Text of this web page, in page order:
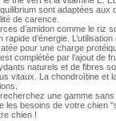
sont adaptées aux
de carence.
d’amidon comme le riz
rapide d’énergie.
pour une charge
complétée par l’ajout de
naturels et de fibres
vitaux. La chondroïtine et
une gamme
les besoins de votre chien
chien !